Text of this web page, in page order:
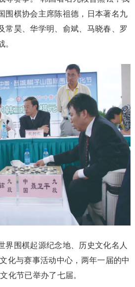
围棋协会主席陈祖德，日本著名九
常昊、华学明、俞斌、马晓春、罗
。
界围棋起源纪念地、历史文化名人
化与赛事活动中心，两年一届的中
化节已举办了七届。